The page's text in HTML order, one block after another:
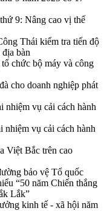
9: Nâng cao vị thế
Thái kiểm tra tiến độ
bàn
chức bộ máy và công
cho doanh nghiệp phát
vụ cải cách hành
vụ cải cách hành
Việt Bắc trên cao
bảo vệ Tổ quốc
“50 năm Chiến thắng
Lắk”
kinh tế - xã hội năm